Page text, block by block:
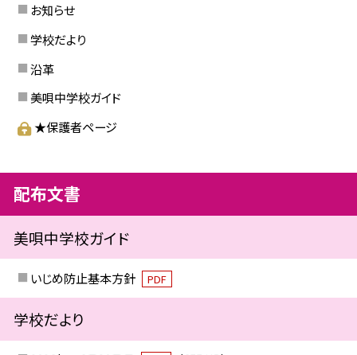
お知らせ
学校だより
沿革
美唄中学校ガイド
★保護者ページ
配布文書
美唄中学校ガイド
いじめ防止基本方針 PDF
学校だより